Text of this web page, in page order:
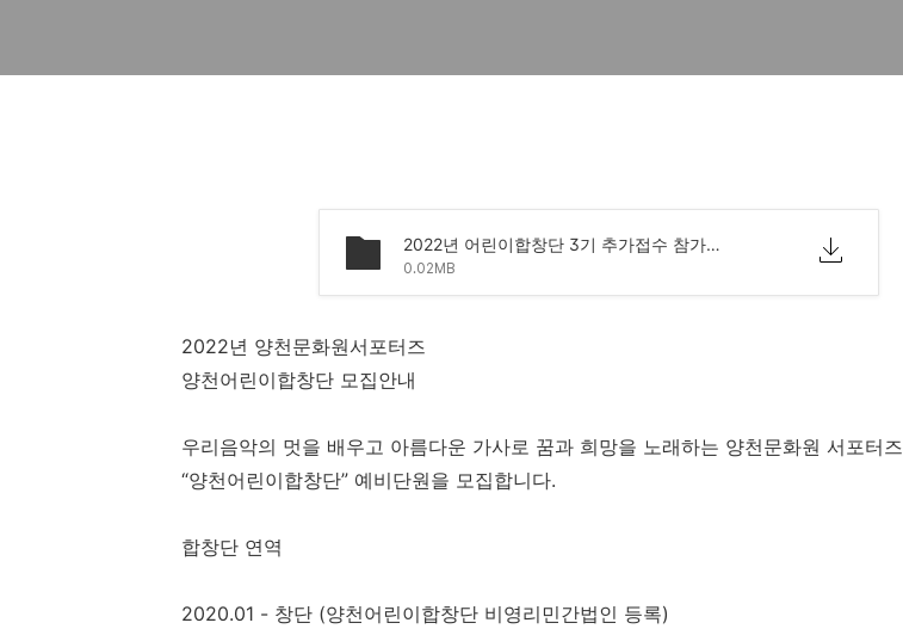
2022년 어린이합창단 3기 추가접수 참가신청서.hwp
0.02MB
2022년 양천문화원서포터즈
양천어린이합창단 모집안내
우리음악의 멋을 배우고 아름다운 가사로 꿈과 희망을 노래하는 양천문화원 서포터즈
“양천어린이합창단” 예비단원을 모집합니다.
합창단 연역
2020.01 - 창단 (양천어린이합창단 비영리민간법인 등록)